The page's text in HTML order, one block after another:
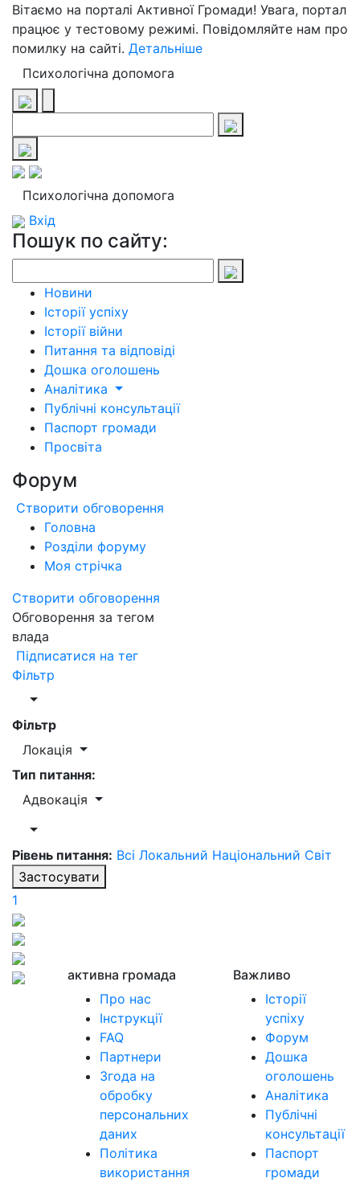
Вітаємо на порталі Активної Громади! Увага, портал
працює у тестовому режимі. Повідомляйте нам про
помилку на сайті. Детальніше
Психологічна допомога
Психологічна допомога
Вхід
Пошук по сайту:
Новини
Історії успіху
Історії війни
Питання та відповіді
Дошка оголошень
Аналітика
Публічні консультації
Паспорт громади
Просвіта
Форум
Створити обговорення
Головна
Розділи форуму
Моя стрічка
Створити обговорення
Обговорення за тегом
влада
Підписатися на тег
Фільтр
Фільтр
Локація
Тип питання:
Адвокація
Рівень питання: Всі Локальний Національний Світ
Застосувати
1
активна громада
Про нас
Інструкції
FAQ
Партнери
Згода на
обробку
персональних
даних
Політика
використання
Важливо
Історії
успіху
Форум
Дошка
оголошень
Аналітика
Публічні
консультації
Паспорт
громади